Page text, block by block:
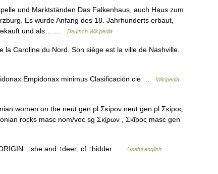
und Marktständen Das Falkenhaus, auch Haus zum
Es wurde Anfang des 18. Jahrhunderts erbaut,
und als… …
Deutsch Wikipedia
Caroline du Nord. Son siège est la ville de Nashville.
Empidonax minimus Clasificación cie …
Wikipedia
women on the neut gen pl Σκίρον neut gen pl Σκίρος
rocks masc nom/voc sg Σκί̱ρων , Σκῖρος masc gen
↑she and ↑deer; cf ↑hidder …
Useful english